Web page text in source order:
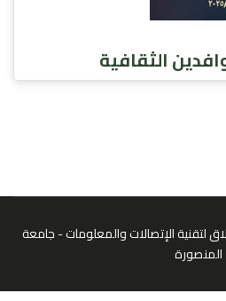
الثقافية
لتقنية الإتصالات والمعلومات - جامعة
المنصورة